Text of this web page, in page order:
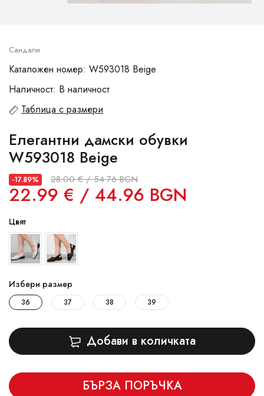
Сандали
Каталожен номер: W593018 Beige
Наличност: В наличност
Таблица с размери
Елегантни дамски обувки
W593018 Beige
-17.89% 28.00 € / 54.76 BGN
22.99 € / 44.96 BGN
Цвят
Избери размер
36 37 38 39
Добави в количката
БЪРЗА ПОРЪЧКА